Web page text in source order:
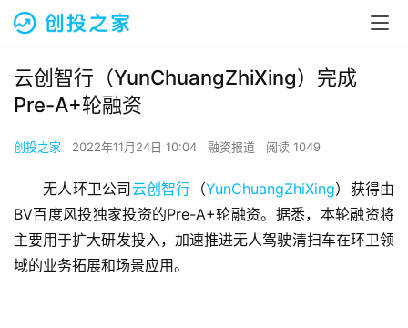
云创智行（YunChuangZhiXing）完成
Pre-A+轮融资
创投之家 2022年11月24日 10:04 融资报道 阅读 1049
无人环卫公司 云创智行 （YunChuangZhiXing）获得由
BV百度风投独家投资的Pre-A+轮融资。据悉，本轮融资将
主要用于扩大研发投入，加速推进无人驾驶清扫车在环卫领
域的业务拓展和场景应用。